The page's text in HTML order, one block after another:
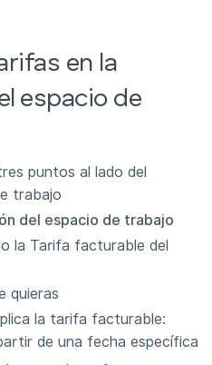
en la
espacio de
puntos al lado del
trabajo
del espacio de trabajo
la Tarifa facturable del
quieras
la tarifa facturable:
de una fecha específica